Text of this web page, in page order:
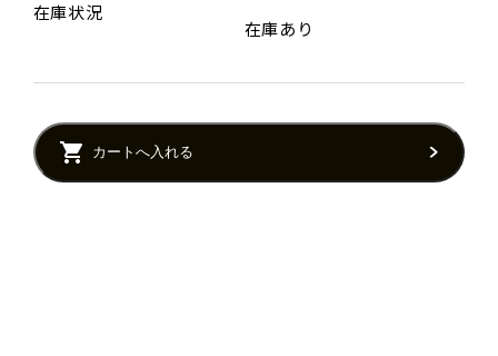
在庫状況
在庫あり
カートへ入れる